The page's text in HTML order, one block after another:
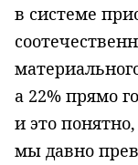
в системе
а 22% прямо
и это
мы давно